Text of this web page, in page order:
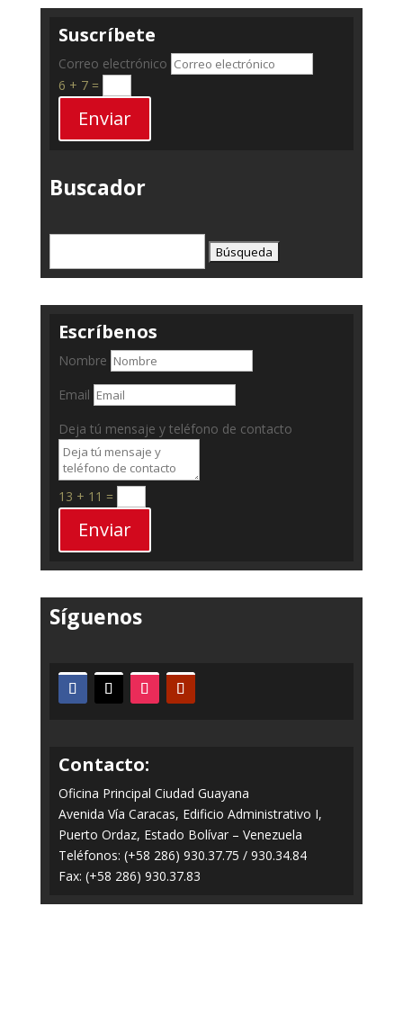
Suscríbete
Correo electrónico
6 + 7=
Enviar
Buscador
Escríbenos
Nombre
Email
Deja tú mensaje y teléfono de contacto
13 + 11 =
Enviar
Síguenos
Contacto:
Oficina Principal Ciudad Guayana
Avenida Vía Caracas, Edificio Administrativo I,
Puerto Ordaz, Estado Bolívar – Venezuela
Teléfonos: (+58 286) 930.37.75 / 930.34.84
Fax: (+58 286) 930.37.83